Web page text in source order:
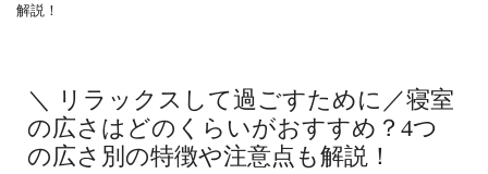
解説！
＼ リラックスして過ごすために／寝室
の広さはどのくらいがおすすめ？4つ
の広さ別の特徴や注意点も解説！